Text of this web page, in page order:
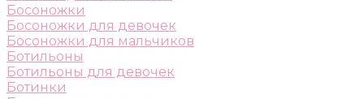
Босоножки
Босоножки для девочек
Босоножки для мальчиков
Ботильоны
Ботильоны для девочек
Ботинки